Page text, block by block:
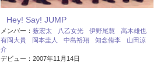
Hey! Say! JUMP
メンバー： 薮宏太 八乙女光 伊野尾慧
高木雄也
有岡大貴
岡本圭人 中島裕翔 知念侑李
山田涼
介
デビュー：2007年11月14日